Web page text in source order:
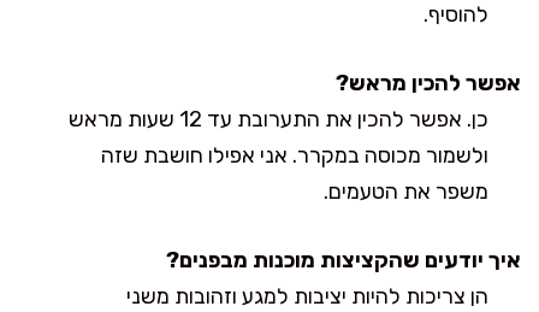
להוסיף.
אפשר להכין מראש?
כן. אפשר להכין את התערובת עד 12 שעות מראש
ולשמור מכוסה במקרר. אני אפילו חושבת שזה
משפר את הטעמים.
איך יודעים שהקציצות מוכנות מבפנים?
הן צריכות להיות יציבות למגע וזהובות משני